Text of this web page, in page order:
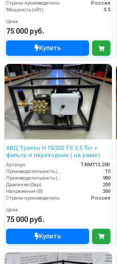
Страна-производитель
Россия
Мощность (кВт)
5.5
Цена
75 000 руб.
Купить
АВД Тритон H 15/200 TS 5.5 Tor +
фильтр и переходник ( на раме)
Артикул
T-NMT15.20R
15
900
Давление (бар)
200
Напряжение (В)
380
Страна-производитель
Россия
Цена
75 000 руб.
Купить